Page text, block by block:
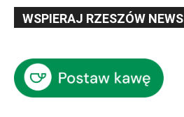
WSPIERAJ RZESZÓW NEWS